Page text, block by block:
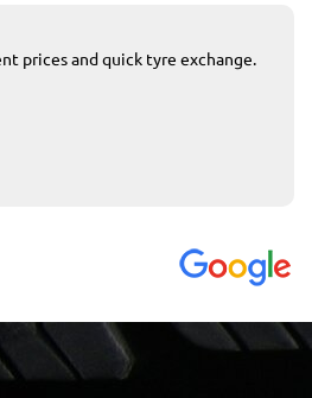
prices and quick tyre exchange.